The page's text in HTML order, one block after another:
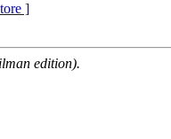
]
edition).